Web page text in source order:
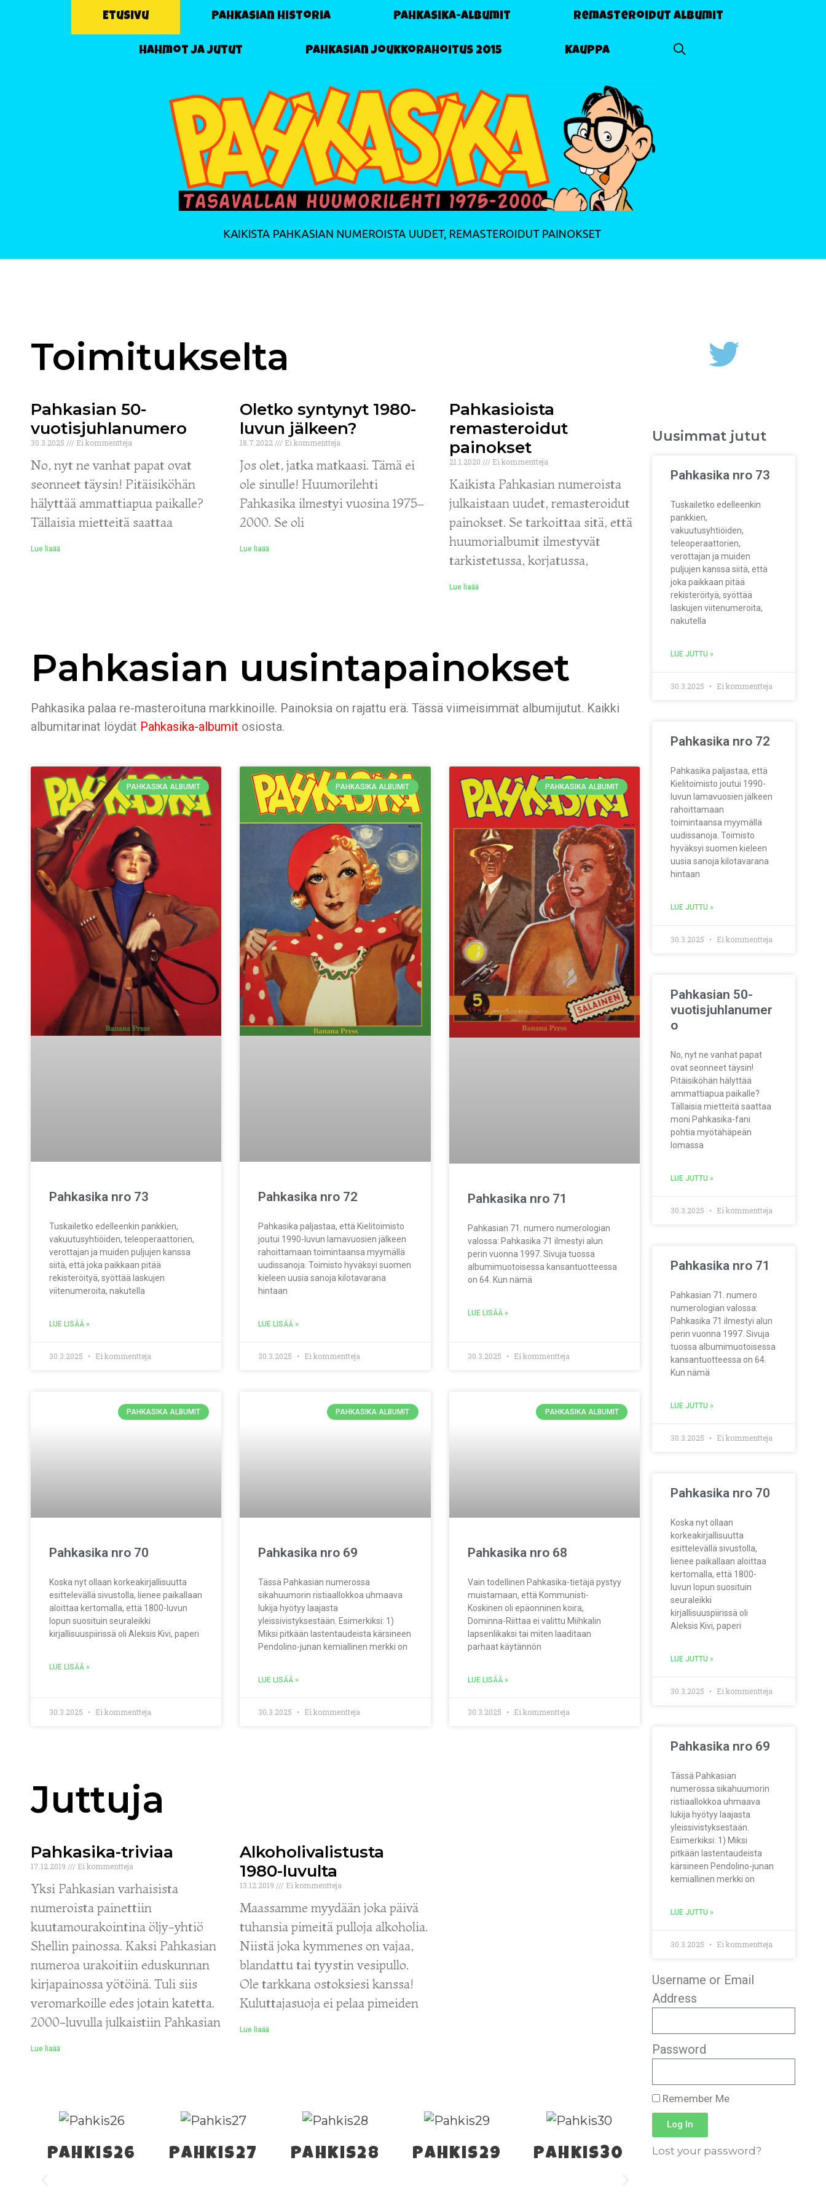
Etusivu Pahkasian historia Pahkasika-albumit Remasteroidut albumit
Hahmot ja jutut Pahkasian joukkorahoitus 2015 Kauppa
Toimitukselta
Pahkasian 50-
vuotisjuhlanumero
30.3.2025 Ei kommentteja
No, nyt ne vanhat papat ovat
seonneet täysin! Pitäisiköhän
hälyttää ammattiapua paikalle?
Tällaisia mietteitä saattaa
Lue liaää
Oletko syntynyt 1980-
luvun jälkeen?
18.7.2022 Ei kommentteja
Jos olet, jatka matkaasi. Tämä ei
ole sinulle! Huumorilehti
Pahkasika ilmestyi vuosina 1975–
2000. Se oli
Lue liaää
Pahkasioista
remasteroidut
painokset
21.1.2020 Ei kommentteja
Kaikista Pahkasian numeroista
julkaistaan uudet, remasteroidut
painokset. Se tarkoittaa sitä, että
huumorialbumit ilmestyvät
tarkistetussa, korjatussa,
Lue liaää
Pahkasian uusintapainokset
Pahkasika palaa re-masteroituna markkinoille. Painoksia on rajattu erä. Tässä viimeisimmät albumijutut. Kaikki
albumitarinat löydät Pahkasika-albumit osiosta.
PAHKASIKA ALBUMIT
Pahkasika nro 73
Tuskailetko edelleenkin pankkien,
vakuutusyhtiöiden, teleoperaattorien,
verottajan ja muiden puljujen kanssa
siitä, että joka paikkaan pitää
rekisteröityä, syöttää laskujen
viitenumeroita, nakutella
LUE LISÄÄ »
30.3.2025 Ei kommentteja
PAHKASIKA ALBUMIT
Pahkasika nro 72
Pahkasika paljastaa, että Kielitoimisto
joutui 1990-luvun lamavuosien jälkeen
rahoittamaan toimintaansa myymällä
uudissanoja. Toimisto hyväksyi suomen
kieleen uusia sanoja kilotavarana
hintaan
LUE LISÄÄ »
30.3.2025 Ei kommentteja
PAHKASIKA ALBUMIT
Pahkasika nro 71
Pahkasian 71. numero numerologian
valossa: Pahkasika 71 ilmestyi alun
perin vuonna 1997. Sivuja tuossa
albumimuotoisessa kansantuotteessa
on 64. Kun nämä
LUE LISÄÄ »
30.3.2025 Ei kommentteja
PAHKASIKA ALBUMIT
Pahkasika nro 70
Koska nyt ollaan korkeakirjallisuutta
esittelevällä sivustolla, lienee paikallaan
aloittaa kertomalla, että 1800-luvun
lopun suosituin seuraleikki
kirjallisuuspiirissä oli Aleksis Kivi, paperi
LUE LISÄÄ »
30.3.2025 Ei kommentteja
PAHKASIKA ALBUMIT
Pahkasika nro 69
Tässä Pahkasian numerossa
sikahuumorin ristiaallokkoa uhmaava
lukija hyötyy laajasta
yleissivistyksestään. Esimerkiksi: 1)
Miksi pitkään lastentaudeista kärsineen
Pendolino-junan kemiallinen merkki on
LUE LISÄÄ »
30.3.2025 Ei kommentteja
PAHKASIKA ALBUMIT
Pahkasika nro 68
Vain todellinen Pahkasika-tietäjä pystyy
muistamaan, että Kommunisti-
Koskinen oli epäonninen koira,
Dominna-Riittaa ei valittu Miihkalin
lapsenlikaksi tai miten laaditaan
parhaat käytännön
LUE LISÄÄ »
30.3.2025 Ei kommentteja
Juttuja
Pahkasika-triviaa
17.12.2019 Ei kommentteja
Yksi Pahkasian varhaisista
numeroista painettiin
kuutamourakointina öljy-yhtiö
Shellin painossa. Kaksi Pahkasian
numeroa urakoitiin eduskunnan
kirjapainossa yötöinä. Tuli siis
veromarkoille edes jotain katetta.
2000-luvulla julkaistiin Pahkasian
Lue liaää
Alkoholivalistusta
1980-luvulta
13.12.2019 Ei kommentteja
Maassamme myydään joka päivä
tuhansia pimeitä pulloja alkoholia.
Niistä joka kymmenes on vajaa,
blandattu tai tyystin vesipullo.
Ole tarkkana ostoksiesi kanssa!
Kuluttajasuoja ei pelaa pimeiden
Lue liaää
Pahkis26 Pahkis27 Pahkis28 Pahkis29 Pahkis30 Pahkis31
Uusimmat jutut
Pahkasika nro 73
Tuskailetko edelleenkin
pankkien,
vakuutusyhtiöiden,
teleoperaattorien,
verottajan ja muiden
puljujen kanssa siitä, että
joka paikkaan pitää
rekisteröityä, syöttää
laskujen viitenumeroita,
nakutella
LUE JUTTU »
30.3.2025 Ei kommentteja
Pahkasika nro 72
Pahkasika paljastaa, että
Kielitoimisto joutui 1990-
luvun lamavuosien jälkeen
rahoittamaan
toimintaansa myymällä
uudissanoja. Toimisto
hyväksyi suomen kieleen
uusia sanoja kilotavarana
hintaan
LUE JUTTU »
30.3.2025 Ei kommentteja
Pahkasian 50-
vuotisjuhlanumer
o
No, nyt ne vanhat papat
ovat seonneet täysin!
Pitäisiköhän hälyttää
ammattiapua paikalle?
Tällaisia mietteitä saattaa
moni Pahkasika-fani
pohtia myötähäpeän
lomassa
LUE JUTTU »
30.3.2025 Ei kommentteja
Pahkasika nro 71
Pahkasian 71. numero
numerologian valossa:
Pahkasika 71 ilmestyi alun
perin vuonna 1997. Sivuja
tuossa albumimuotoisessa
kansantuotteessa on 64.
Kun nämä
LUE JUTTU »
30.3.2025 Ei kommentteja
Pahkasika nro 70
Koska nyt ollaan
korkeakirjallisuutta
esittelevällä sivustolla,
lienee paikallaan aloittaa
kertomalla, että 1800-
luvun lopun suosituin
seuraleikki
kirjallisuuspiirissä oli
Aleksis Kivi, paperi
LUE JUTTU »
30.3.2025 Ei kommentteja
Pahkasika nro 69
Tässä Pahkasian
numerossa sikahuumorin
ristiaallokkoa uhmaava
lukija hyötyy laajasta
yleissivistyksestään.
Esimerkiksi: 1) Miksi
pitkään lastentaudeista
kärsineen Pendolino-junan
kemiallinen merkki on
LUE JUTTU »
30.3.2025 Ei kommentteja
Username or Email
Address
Password
Remember Me
Log In
Lost your password?